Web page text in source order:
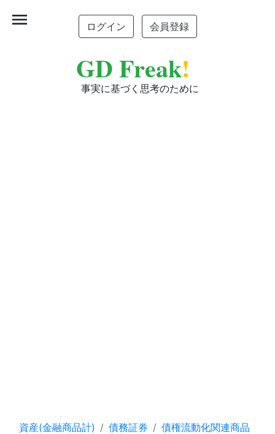
ログイン 会員登録
GD Freak!
事実に基づく思考のために
menu
資産(金融商品計) 債務証券 債権流動化関連商品